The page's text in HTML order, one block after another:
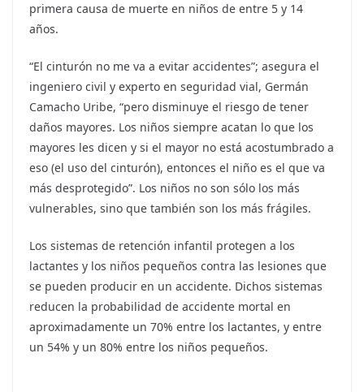
primera causa de muerte en niños de entre 5 y 14
años.
“El cinturón no me va a evitar accidentes”; asegura el
ingeniero civil y experto en seguridad vial, Germán
Camacho Uribe, “pero disminuye el riesgo de tener
daños mayores. Los niños siempre acatan lo que los
mayores les dicen y si el mayor no está acostumbrado a
eso (el uso del cinturón), entonces el niño es el que va
más desprotegido”. Los niños no son sólo los más
vulnerables, sino que también son los más frágiles.
Los sistemas de retención infantil protegen a los
lactantes y los niños pequeños contra las lesiones que
se pueden producir en un accidente. Dichos sistemas
reducen la probabilidad de accidente mortal en
aproximadamente un 70% entre los lactantes, y entre
un 54% y un 80% entre los niños pequeños.